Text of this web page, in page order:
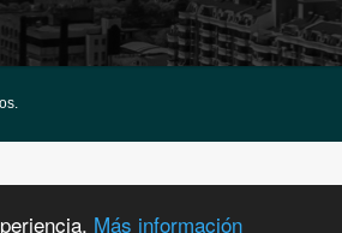
Más información